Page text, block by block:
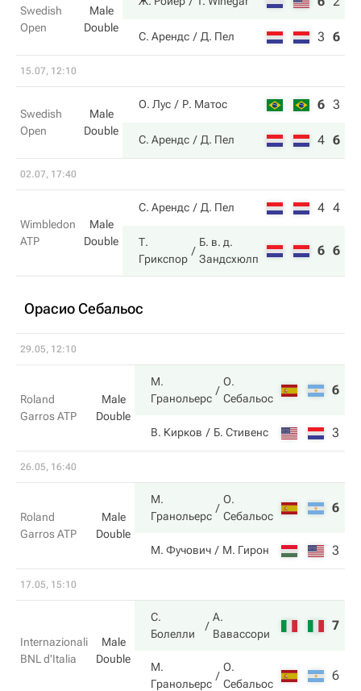
Swedish
Open
Male
Double
С. Арендс Д. Пел 3 6
15.07, 12:10
Swedish
Open
Male
Double
О. Лус Р. Матос 6 3
С. Арендс Д. Пел 4 6
02.07, 17:40
Wimbledon
ATP
Male
Double
С. Арендс Д. Пел 4 4
Т.
Грикспор
Б. в. д.
Зандсхюлп
6 6
Орасио Себальос
29.05, 12:10
Roland
Garros ATP
Male
Double
М.
Гранольерс
О.
Себальос
6
В. Кирков Б. Стивенс 3
26.05, 16:40
Roland
Garros ATP
Male
Double
М.
Гранольерс
О.
Себальос
6
М. Фучович М. Гирон 3
17.05, 15:10
Internazionali
BNL d'Italia
Male
Double
С.
Болелли
А.
Вавассори
7
М.
Гранольерс
О.
Себальос
6